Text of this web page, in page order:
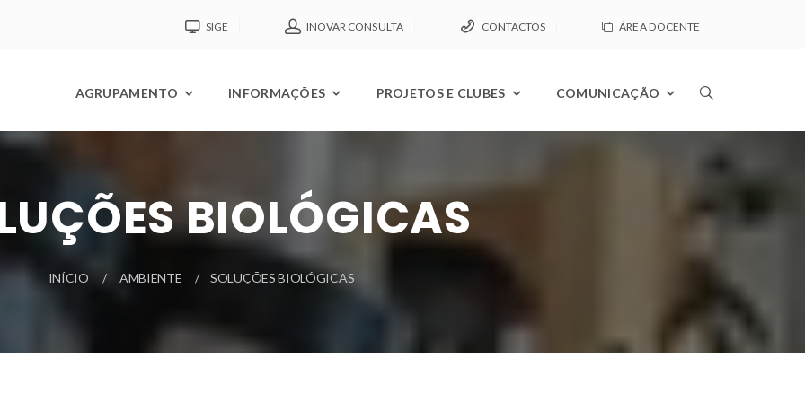
SIGE INOVAR CONSULTA CONTACTOS ÁREA DOCENTE
AGRUPAMENTO INFORMAÇÕES PROJETOS E CLUBES COMUNICAÇÃO
BIOLÓGICAS
INÍCIO AMBIENTE SOLUÇÕES BIOLÓGICAS